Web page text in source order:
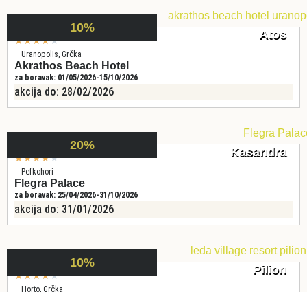
10% Atos
★★★★★
Uranopolis, Grčka
Akrathos Beach Hotel
za boravak: 01/05/2026-15/10/2026
akcija do: 28/02/2026
20% Kasandra
★★★★★
Pefkohori
Flegra Palace
za boravak: 25/04/2026-31/10/2026
akcija do: 31/01/2026
10% Pilion
★★★★★
Horto, Grčka